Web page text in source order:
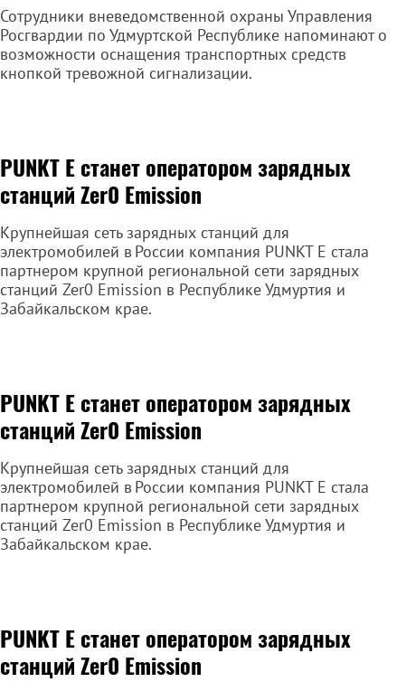
Сотрудники вневедомственной охраны Управления
Росгвардии по Удмуртской Республике напоминают о
возможности оснащения транспортных средств
кнопкой тревожной сигнализации.
PUNKT E станет оператором зарядных
станций Zer0 Emission
Крупнейшая сеть зарядных станций для
электромобилей в России компания PUNKT E стала
партнером крупной региональной сети зарядных
станций Zer0 Emission в Республике Удмуртия и
Забайкальском крае.
PUNKT E станет оператором зарядных
станций Zer0 Emission
Крупнейшая сеть зарядных станций для
электромобилей в России компания PUNKT E стала
партнером крупной региональной сети зарядных
станций Zer0 Emission в Республике Удмуртия и
Забайкальском крае.
PUNKT E станет оператором зарядных
станций Zer0 Emission